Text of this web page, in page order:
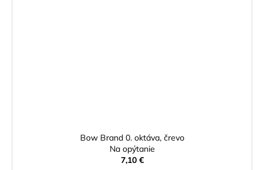
Bow Brand 0. oktáva, črevo
Na opýtanie
7,10 €